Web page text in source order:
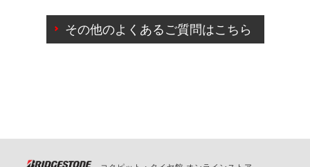
ご来店予約日の3営業日前を過ぎている場合のご予約
の日時変更につきましては、直接ご予約の店舗まで
その他のよくあるご質問はこちら